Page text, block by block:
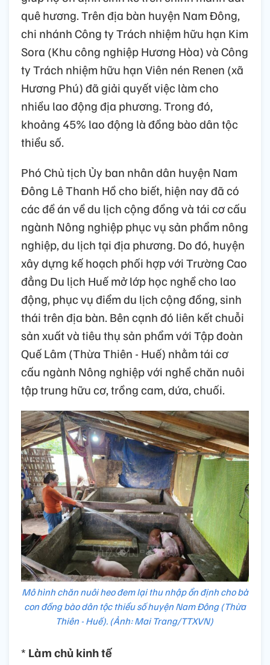
quê hương. Trên địa bàn huyện Nam Đông,
chi nhánh Công ty Trách nhiệm hữu hạn Kim
Sora (Khu công nghiệp Hương Hòa) và Công
ty Trách nhiệm hữu hạn Viên nén Renen (xã
Hương Phú) đã giải quyết việc làm cho
nhiều lao động địa phương. Trong đó,
khoảng 45% lao động là đồng bào dân tộc
thiểu số.
Phó Chủ tịch Ủy ban nhân dân huyện Nam
Đông Lê Thanh Hồ cho biết, hiện nay đã có
các đề án về du lịch cộng đồng và tái cơ cấu
ngành Nông nghiệp phục vụ sản phẩm nông
nghiệp, du lịch tại địa phương. Do đó, huyện
xây dựng kế hoạch phối hợp với Trường Cao
đẳng Du lịch Huế mở lớp học nghề cho lao
động, phục vụ điểm du lịch cộng đồng, sinh
thái trên địa bàn. Bên cạnh đó liên kết chuỗi
sản xuất và tiêu thụ sản phẩm với Tập đoàn
Quế Lâm (Thừa Thiên - Huế) nhằm tái cơ
cấu ngành Nông nghiệp với nghề chăn nuôi
tập trung hữu cơ, trồng cam, dứa, chuối.
Mô hình chăn nuôi heo đem lại thu nhập ổn định cho bà
con đồng bào dân tộc thiểu số huyện Nam Đông (Thừa
Thiên - Huế). (Ảnh: Mai Trang/TTXVN)
* Làm chủ kinh tế